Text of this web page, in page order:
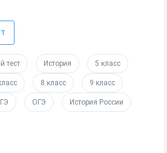
тест История 5 класс
8 класс 9 класс
ОГЭ История России